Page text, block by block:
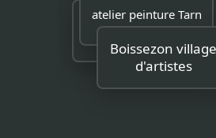
art contemporain
atelier peinture Tarn
Boissezon village
d'artistes